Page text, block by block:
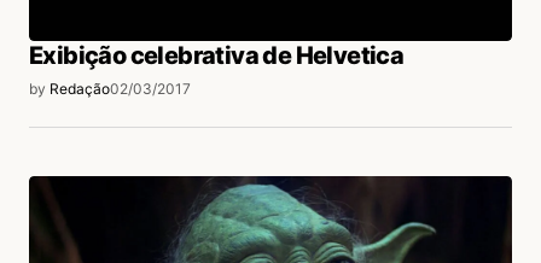
Exibição celebrativa de Helvetica
by Redação02/03/2017